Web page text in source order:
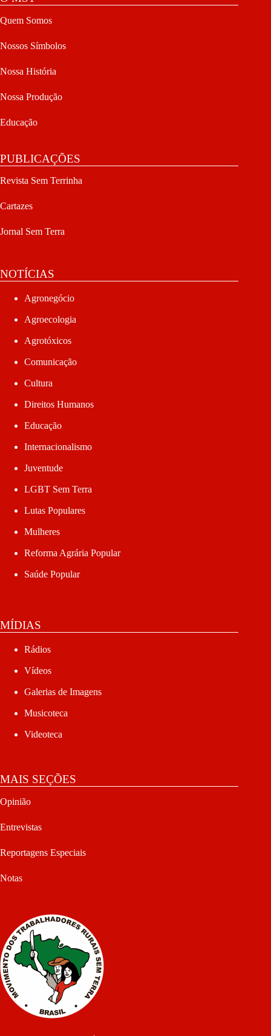
Quem Somos
Nossos Símbolos
Nossa História
Nossa Produção
Educação
PUBLICAÇÕES
Revista Sem Terrinha
Cartazes
Jornal Sem Terra
NOTÍCIAS
Agronegócio
Agroecologia
Agrotóxicos
Comunicação
Cultura
Direitos Humanos
Educação
Internacionalismo
Juventude
LGBT Sem Terra
Lutas Populares
Mulheres
Reforma Agrária Popular
Saúde Popular
MÍDIAS
Rádios
Vídeos
Galerias de Imagens
Musicoteca
Videoteca
MAIS SEÇÕES
Opinião
Entrevistas
Reportagens Especiais
Notas